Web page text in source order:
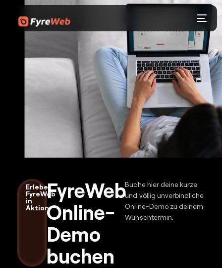
Erlebe
FyreWeb
in
Aktion
FyreWeb
Online-
Demo
buchen
Buche hier deine kurze
und völlig unverbindliche
Online-Demo zu deinem
Wunschtermin.